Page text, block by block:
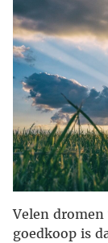
Velen
goedkoop is